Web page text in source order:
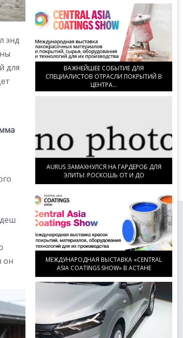
энд
для
он
ВАЖНЕЙШЕЕ СОБЫТИЕ ДЛЯ
СПЕЦИАЛИСТОВ ОТРАСЛИ ПОКРЫТИЙ В
ЦЕНТРА...
AURUS ЗАМАХНУЛСЯ НА ГАРДЕРОБ ДЛЯ
ЭЛИТЫ: РОСКОШЬ ОТ И ДО
МЕЖДУНАРОДНАЯ ВЫСТАВКА «CENTRAL
ASIA COATINGS SHOW» В АСТАНЕ